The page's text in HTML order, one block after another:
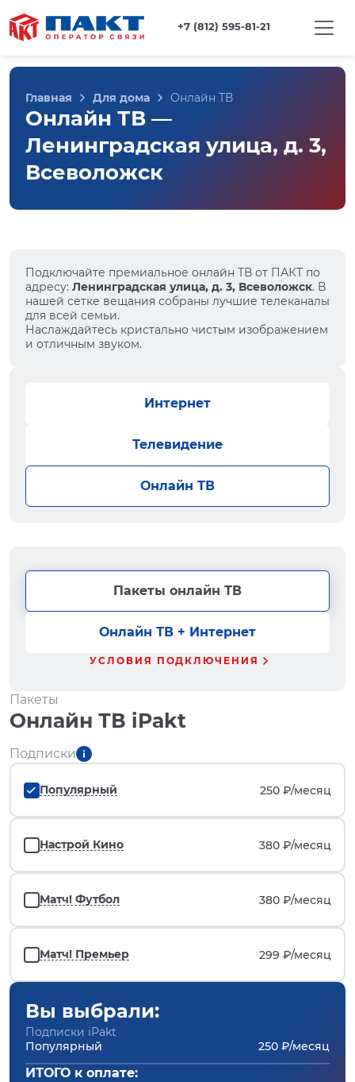
+7 (812) 595-81-21
Главная Для дома Онлайн ТВ
Онлайн ТВ —
Ленинградская улица, д. 3,
Всеволожск
Подключайте премиальное онлайн ТВ от ПАКТ по
адресу: Ленинградская улица, д. 3, Всеволожск. В
нашей сетке вещания собраны лучшие телеканалы
для всей семьи.
Наслаждайтесь кристально чистым изображением
и отличным звуком.
Интернет
Телевидение
Онлайн ТВ
Пакеты онлайн ТВ
Онлайн ТВ + Интернет
УСЛОВИЯ ПОДКЛЮЧЕНИЯ
Пакеты
Онлайн ТВ iPakt
Подписки
Популярный 250 ₽/месяц
Настрой Кино 380 ₽/месяц
Матч! Футбол 380 ₽/месяц
Матч! Премьер 299 ₽/месяц
Вы выбрали:
Подписки iPakt
Популярный
250 ₽/месяц
ИТОГО к оплате: